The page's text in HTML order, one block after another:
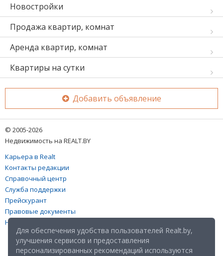
Новостройки
Продажа квартир, комнат
Аренда квартир, комнат
Квартиры на сутки
Добавить объявление
© 2005-2026
Недвижимость на REALT.BY
Карьера в Realt
Контакты редакции
Справочный центр
Служба поддержки
Прейскурант
Правовые документы
Настройка файлов cookies
Для обеспечения удобства пользователей Realt.by,
улучшения сервисов и предоставления
персонализированных рекомендаций используются